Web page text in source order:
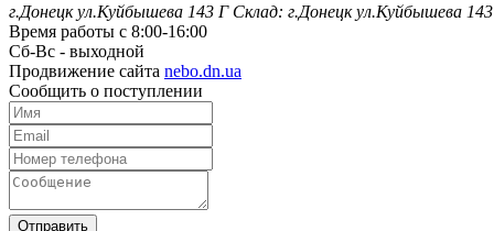
г.Донецк ул.Куйбышева 143 Г Склад: г.Донецк ул.Куйбышева
Время работы с 8:00-16:00
Сб-Вс - выходной
Продвижение сайта nebo.dn.ua
Сообщить о поступлении
Отправить